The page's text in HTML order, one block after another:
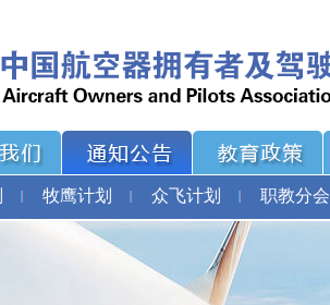
牧鹰计划 众飞计划 职教分会